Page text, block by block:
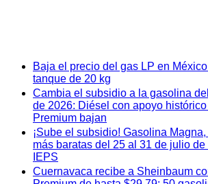
Baja el precio del gas LP en
tanque de 20 kg
Cambia el subsidio a la gasolina
de 2026: Diésel con apoyo
Premium bajan
¡Sube el subsidio! Gasolina
más baratas del 25 al 31 de julio de
IEPS
Cuernavaca recibe a Sheinbaum